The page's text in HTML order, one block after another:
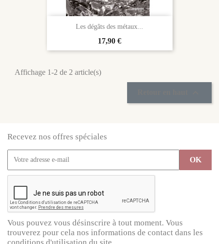
Les dégâts des métaux...
Prix
17,90 €
Affichage 1-2 de 2 article(s)
Recevez nos offres spéciales
Vous pouvez vous désinscrire à tout moment. Vous
trouverez pour cela nos informations de contact dans les